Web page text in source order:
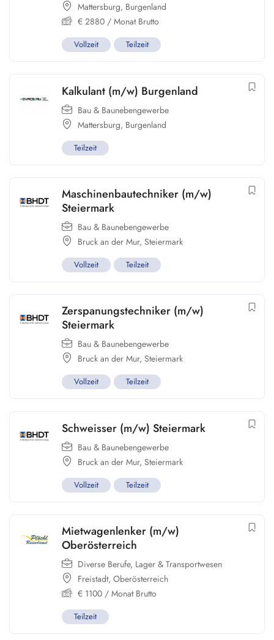
Mattersburg, Burgenland
€ 2880 / Monat Brutto
Vollzeit Teilzeit
Kalkulant (m/w) Burgenland
Bau & Baunebengewerbe
Mattersburg, Burgenland
Teilzeit
Maschinenbautechniker (m/w)
Steiermark
Bau & Baunebengewerbe
Bruck an der Mur, Steiermark
Vollzeit Teilzeit
Zerspanungstechniker (m/w)
Steiermark
Bau & Baunebengewerbe
Bruck an der Mur, Steiermark
Vollzeit Teilzeit
Schweisser (m/w) Steiermark
Bau & Baunebengewerbe
Bruck an der Mur, Steiermark
Vollzeit Teilzeit
Mietwagenlenker (m/w)
Oberösterreich
Diverse Berufe, Lager & Transportwesen
Freistadt, Oberösterreich
€ 1100 / Monat Brutto
Teilzeit